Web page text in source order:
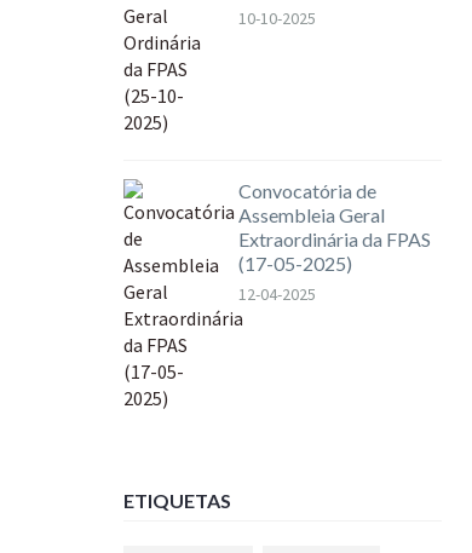
10-10-2025
Convocatória de
Assembleia Geral
Extraordinária da FPAS
(17-05-2025)
12-04-2025
ETIQUETAS